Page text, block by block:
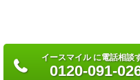
イースマイル に電話相談
0120-091-